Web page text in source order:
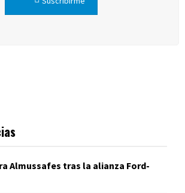
Almussafes tras la alianza Ford-